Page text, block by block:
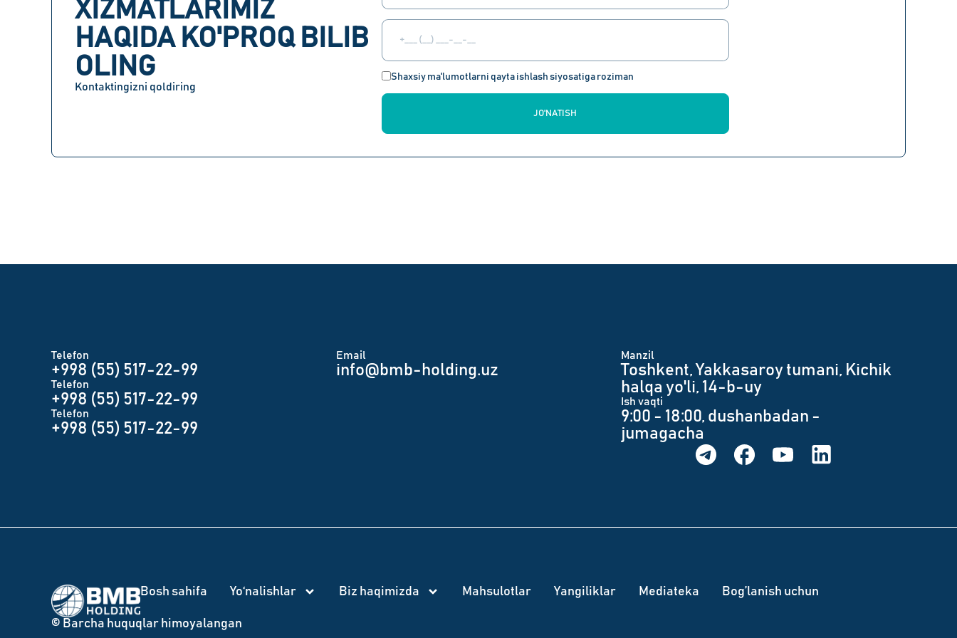
XIZMATLARIMIZ
HAQIDA KO'PROQ BILIB
OLING
Kontaktingizni qoldiring
Shaxsiy ma'lumotlarni qayta ishlash siyosatiga roziman
JO'NATISH
Telefon
+998 (55) 517-22-99
Telefon
+998 (55) 517-22-99
Telefon
+998 (55) 517-22-99
Email
info@bmb-holding.uz​
Manzil
Toshkent, Yakkasaroy tumani, Kichik
halqa yo'li, 14-b-uy
Ish vaqti
9:00 - 18:00, dushanbadan -
jumagacha
Bosh sahifa Yo‘nalishlar Biz haqimizda Mahsulotlar Yangiliklar Mediateka Bog’lanish uchun
© Barcha huquqlar himoyalangan